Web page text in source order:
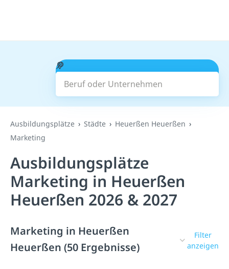
Beruf oder Unternehmen
Suchen
Ausbildungsplätze Städte
Heuerßen Heuerßen
Marketing
Ausbildungsplätze
Marketing in Heuerßen
Heuerßen 2026 & 2027
Marketing in Heuerßen
Heuerßen (50 Ergebnisse)
Filter
anzeigen